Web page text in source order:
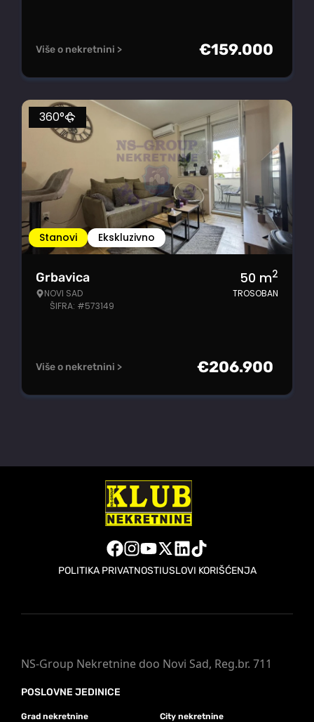
Više o nekretnini > €159.000
Stanovi Ekskluzivno
360°
Grbavica
NOVI SAD
ŠIFRA: #573149
50 m2
TROSOBAN
Više o nekretnini > €206.900
POLITIKA PRIVATNOSTIUSLOVI KORIŠĆENJA
NS-Group Nekretnine doo Novi Sad, Reg.br. 711
POSLOVNE JEDINICE
Grad nekretnine
City nekretnine